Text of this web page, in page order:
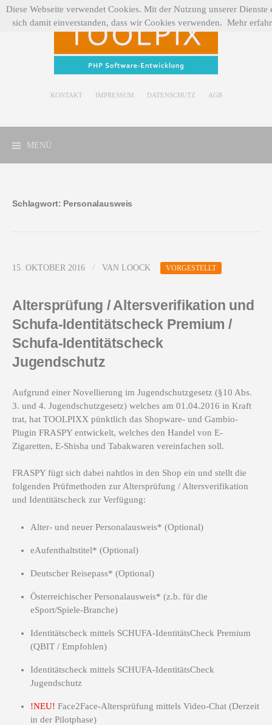
Zum
Inhalt
KONTAKT IMPRESSUM DATENSCHUTZ AGB
MENÜ
Schlagwort: Personalausweis
15. OKTOBER 2016 / VAN LOOCK VORGESTELLT
Altersprüfung / Altersverifikation und
Schufa-Identitätscheck Premium /
Schufa-Identitätscheck
Jugendschutz
Aufgrund einer Novellierung im Jugendschutzgesetz (§10 Abs.
3. und 4. Jugendschutzgesetz) welches am 01.04.2016 in Kraft
trat, hat TOOLPIXX pünktlich das Shopware- und Gambio-
Plugin FRASPY entwickelt, welches den Handel von E-
Zigaretten, E-Shisha und Tabakwaren vereinfachen soll.
FRASPY fügt sich dabei nahtlos in den Shop ein und stellt die
folgenden Prüfmethoden zur Altersprüfung / Altersverifikation
und Identitätscheck zur Verfügung:
Alter- und neuer Personalausweis* (Optional)
eAufenthaltstitel* (Optional)
Deutscher Reisepass* (Optional)
Österreichischer Personalausweis* (z.b. für die
eSport/Spiele-Branche)
Identitätscheck mittels SCHUFA-IdentitätsCheck Premium
(QBIT / Empfohlen)
Identitätscheck mittels SCHUFA-IdentitätsCheck
Jugendschutz
!NEU! Face2Face-Altersprüfung mittels Video-Chat (Derzeit
in der Pilotphase)
Diese Webseite verwendet Cookies. Mit der Nutzung unserer Dienste
sich damit einverstanden, dass wir Cookies verwenden. Mehr